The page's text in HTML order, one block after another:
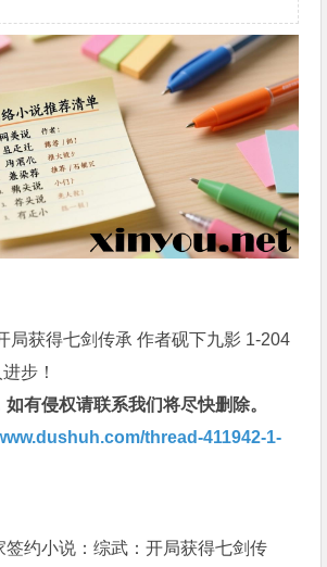
局获得七剑传承 作者砚下九影 1-204
步！
有侵权请联系我们将尽快删除。
thread-411942-1-
签约小说：综武：开局获得七剑传